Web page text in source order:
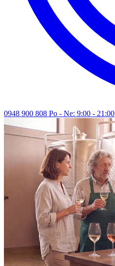
0948 900 808 Po - Ne: 9:00 - 21:00